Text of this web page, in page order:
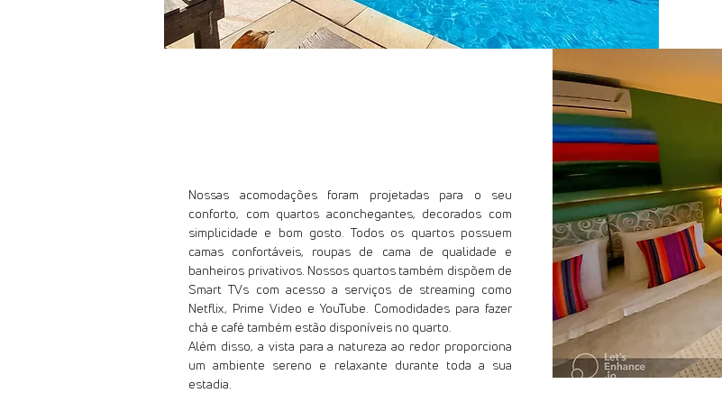
Nossas acomodações foram projetadas para o seu
conforto, com quartos aconchegantes, decorados com
simplicidade e bom gosto. Todos os quartos possuem
camas confortáveis, roupas de cama de qualidade e
banheiros privativos. Nossos quartos também dispõem de
Smart TVs com acesso a serviços de streaming como
Netflix, Prime Video e YouTube. Comodidades para fazer
chá e café também estão disponíveis no quarto.
Além disso, a vista para a natureza ao redor proporciona
um ambiente sereno e relaxante durante toda a sua
estadia.